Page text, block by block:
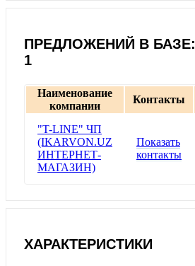
ПРЕДЛОЖЕНИЙ В БАЗЕ:
1
Наименование
компании
Контакты
"T-LINE" ЧП
(IKARVON.UZ
ИНТЕРНЕТ-
МАГАЗИН)
Показать
контакты
ХАРАКТЕРИСТИКИ